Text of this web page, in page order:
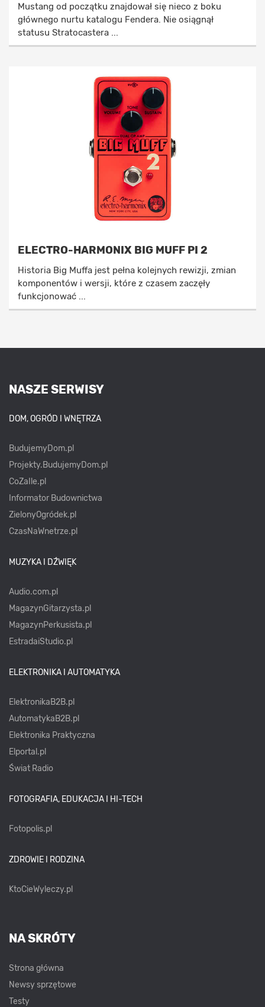
Mustang od początku znajdował się nieco z boku
głównego nurtu katalogu Fendera. Nie osiągnął
statusu Stratocastera ...
ELECTRO-HARMONIX BIG MUFF PI 2
Historia Big Muffa jest pełna kolejnych rewizji, zmian
komponentów i wersji, które z czasem zaczęły
funkcjonować ...
NASZE SERWISY
DOM, OGRÓD I WNĘTRZA
BudujemyDom.pl
Projekty.BudujemyDom.pl
CoZaIle.pl
Informator Budownictwa
ZielonyOgródek.pl
CzasNaWnetrze.pl
MUZYKA I DŹWIĘK
Audio.com.pl
MagazynGitarzysta.pl
MagazynPerkusista.pl
EstradaiStudio.pl
ELEKTRONIKA I AUTOMATYKA
ElektronikaB2B.pl
AutomatykaB2B.pl
Elektronika Praktyczna
Elportal.pl
Świat Radio
FOTOGRAFIA, EDUKACJA I HI-TECH
Fotopolis.pl
ZDROWIE I RODZINA
KtoCieWyleczy.pl
NA SKRÓTY
Strona główna
Newsy sprzętowe
Testy